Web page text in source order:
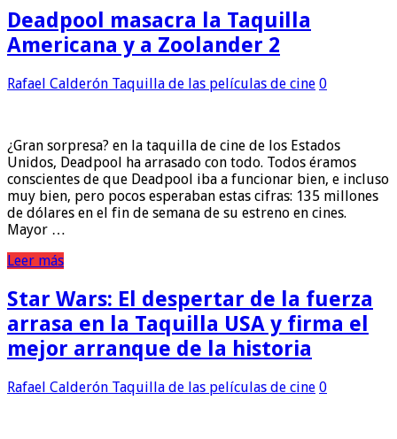
Deadpool masacra la Taquilla
Americana y a Zoolander 2
Rafael Calderón Taquilla de las películas de cine 0
¿Gran sorpresa? en la taquilla de cine de los Estados
Unidos, Deadpool ha arrasado con todo. Todos éramos
conscientes de que Deadpool iba a funcionar bien, e incluso
muy bien, pero pocos esperaban estas cifras: 135 millones
de dólares en el fin de semana de su estreno en cines.
Mayor …
Leer más
Star Wars: El despertar de la fuerza
arrasa en la Taquilla USA y firma el
mejor arranque de la historia
Rafael Calderón Taquilla de las películas de cine 0